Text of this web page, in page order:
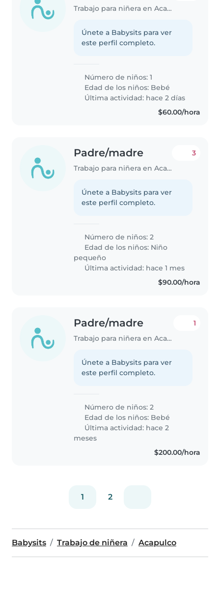
Trabajo para niñera en Acapulco
Únete a Babysits para ver
este perfil completo.
Número de niños: 1
Edad de los niños: Bebé
Última actividad: hace 2 días
$60.00/hora
Padre/madre
Trabajo para niñera en Acapulco
3
Únete a Babysits para ver
este perfil completo.
Número de niños: 2
Edad de los niños: Niño
pequeño
Última actividad: hace 1 mes
$90.00/hora
Padre/madre
Trabajo para niñera en Acapulco
1
Únete a Babysits para ver
este perfil completo.
Número de niños: 2
Edad de los niños: Bebé
Última actividad: hace 2
meses
$200.00/hora
1 2
Babysits Trabajo de niñera Acapulco